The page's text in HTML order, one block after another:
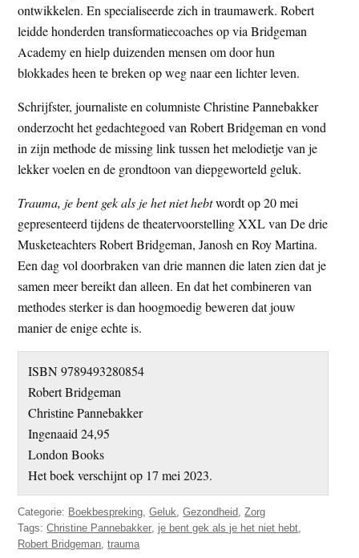
ontwikkelen. En specialiseerde zich in traumawerk. Robert
leidde honderden transformatiecoaches op via Bridgeman
Academy en hielp duizenden mensen om door hun
blokkades heen te breken op weg naar een lichter leven.
Schrijfster, journaliste en columniste Christine Pannebakker
onderzocht het gedachtegoed van Robert Bridgeman en vond
in zijn methode de missing link tussen het melodietje van je
lekker voelen en de grondtoon van diepgeworteld geluk.
Trauma, je bent gek als je het niet hebtwordt op 20 mei
gepresenteerd tijdens de theatervoorstelling XXL van De drie
Musketeachters Robert Bridgeman, Janosh en Roy Martina.
Een dag vol doorbraken van drie mannen die laten zien dat je
samen meer bereikt dan alleen. En dat het combineren van
methodes sterker is dan hoogmoedig beweren dat jouw
manier de enige echte is.
ISBN 9789493280854
Robert Bridgeman
Christine Pannebakker
Ingenaaid 24,95
London Books
Het boek verschijnt op 17 mei 2023.
Categorie: Boekbespreking,Geluk,Gezondheid,Zorg
Tags:Christine Pannebakker, je bent gek als je het niet hebt,
Robert Bridgeman,trauma